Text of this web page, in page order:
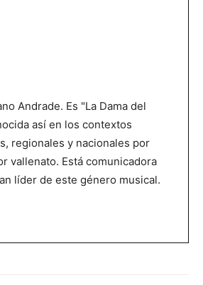
Andrade. Es "La Dama del
así en los contextos
regionales y nacionales por
vallenato. Está comunicadora
líder de este género musical.